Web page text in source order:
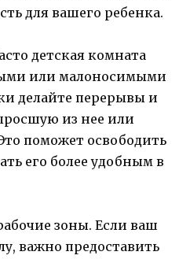
для вашего ребенка.
детская комната
или малоносимыми
делайте перерывы и
из нее или
поможет освободить
его более удобным в
зоны. Если ваш
важно предоставить